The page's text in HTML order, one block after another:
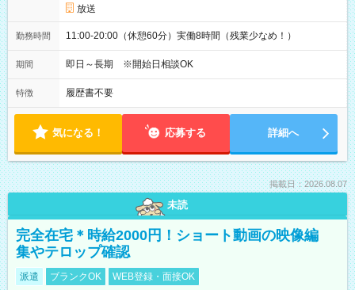
放送
勤務時間 11:00-20:00（休憩60分）実働8時間（残業少なめ！）
期間 即日～長期 ※開始日相談OK
特徴 履歴書不要
気になる！ 応募する 詳細へ
掲載日：2026.08.07
未読
完全在宅＊時給2000円！ショート動画の映像編
集やテロップ確認
派遣 ブランクOK WEB登録・面接OK